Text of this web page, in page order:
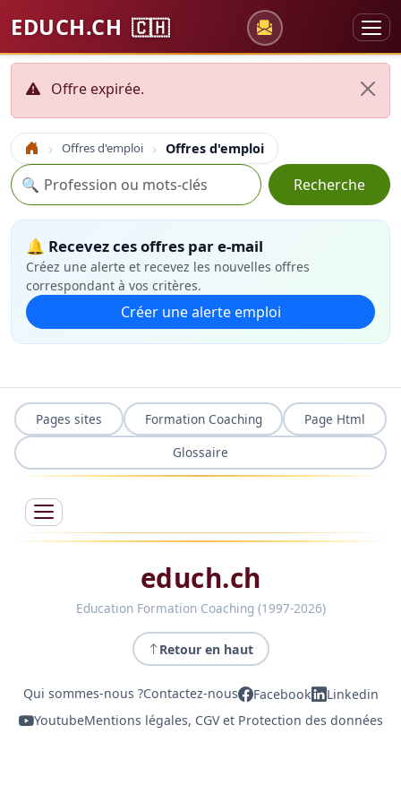
EDUCH.CH 🇨🇭
Offre expirée.
Accueil Offres d'emploi Offres d'emploi
Recherche
🔍 Recherche
🔔 Recevez ces offres par e-mail
Créez une alerte et recevez les nouvelles offres
correspondant à vos critères.
Créer une alerte emploi
Pages sites Formation Coaching
Page Html
Glossaire
educh.ch
Education Formation Coaching (1997-2026)
Retour en haut
Qui sommes-nous ?Contactez-nous Facebook
Linkedin
YoutubeMentions légales, CGV et Protection des données